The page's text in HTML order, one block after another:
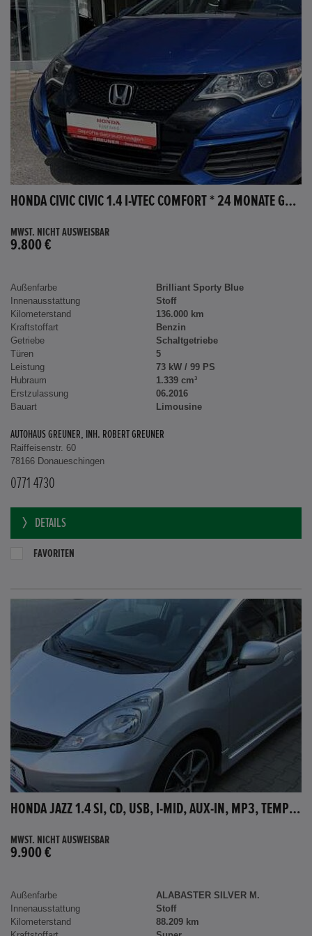
HONDA CIVIC CIVIC 1.4 I-VTEC COMFORT * 24 MONATE GARANTIE *
MWST. NICHT AUSWEISBAR
9.800 €
Außenfarbe
Brilliant Sporty Blue
Innenausstattung
Stoff
Kilometerstand
136.000 km
Kraftstoffart
Benzin
Getriebe
Schaltgetriebe
Türen
5
Leistung
73 kW / 99 PS
Hubraum
1.339 cm³
Erstzulassung
06.2016
Bauart
Limousine
AUTOHAUS GREUNER, INH. ROBERT GREUNER
Raiffeisenstr. 60
78166 Donaueschingen
0771 4730
DETAILS
FAVORITEN
HONDA JAZZ 1.4 SI, CD, USB, I-MID, AUX-IN, MP3, TEMPOMAT
MWST. NICHT AUSWEISBAR
9.900 €
Außenfarbe
ALABASTER SILVER M.
Innenausstattung
Stoff
Kilometerstand
88.209 km